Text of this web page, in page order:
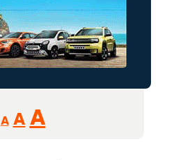
A
Reducir
tamaño
A Restablecer
AAumentar